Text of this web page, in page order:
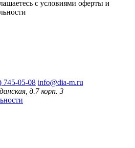
с условиями оферты и
745-05-08 info@dia-m.ru
д.7 корп. 3